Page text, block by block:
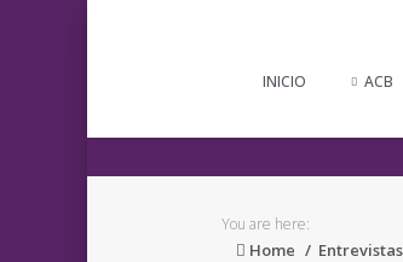
INICIO ACB
You are here:
Home Entrevistas